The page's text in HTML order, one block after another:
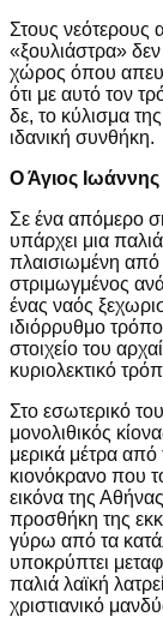
Στους νεότερους
«ξουλιάστρα»
χώρος όπου
ότι με αυτό τον
δε, το κύλισμα
ιδανική συνθήκη.
Ο Άγιος
Σε ένα απόμερο
υπάρχει μια
πλαισιωμένη από
στριμωγμένος
ένας ναός
ιδιόρρυθμο
στοιχείο του
κυριολεκτικό
Στο εσωτερικό
μονολιθικός
μερικά μέτρα από
κιονόκρανο που
εικόνα της
προσθήκη της
γύρω από τα
υποκρύπτει
παλιά λαϊκή
χριστιανικό